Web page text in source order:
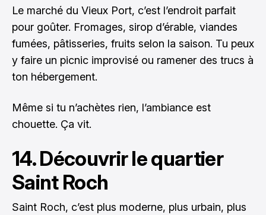
Le marché du Vieux Port, c’est l’endroit parfait
pour goûter. Fromages, sirop d’érable, viandes
fumées, pâtisseries, fruits selon la saison. Tu peux
y faire un picnic improvisé ou ramener des trucs à
ton hébergement.
Même si tu n’achètes rien, l’ambiance est
chouette. Ça vit.
14. Découvrir le quartier
Saint Roch
Saint Roch, c’est plus moderne, plus urbain, plus